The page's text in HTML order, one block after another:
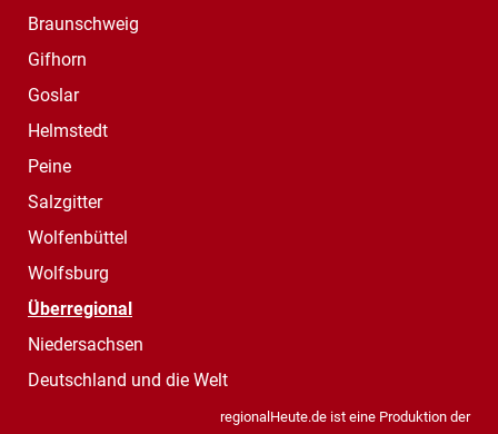
Braunschweig
Gifhorn
Goslar
Helmstedt
Peine
Salzgitter
Wolfenbüttel
Wolfsburg
Überregional
Niedersachsen
Deutschland und die Welt
regionalHeute.de ist eine Produktion der